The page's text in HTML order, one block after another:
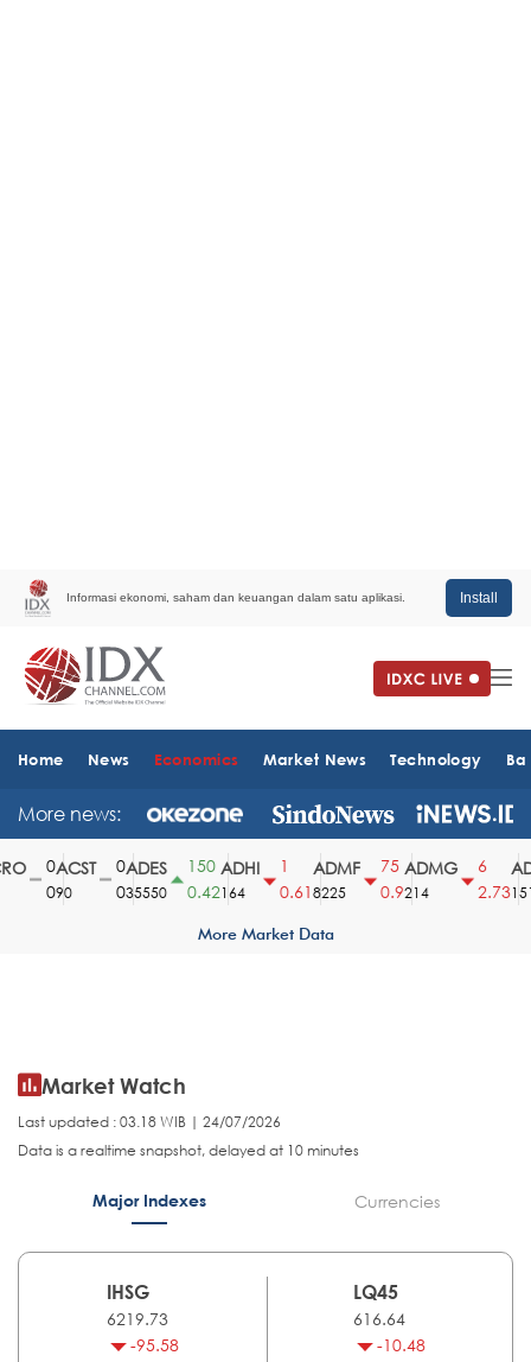
Informasi ekonomi, saham dan keuangan dalam satu aplikasi. Install
Home News Economics Market News Technology
More news:
ACST
90
ADES
35550
150
0.42
ADHI
164
0.61
ADMF
8225
75
0.9
ADMG
214
2.731510
More Market Data
Market Watch
Last updated : 03.18 WIB | 24/07/2026
Data is a realtime snapshot, delayed at 10 minutes
Major Indexes Currencies
IHSG
6219.73
-95.58
LQ45
616.64
-10.48